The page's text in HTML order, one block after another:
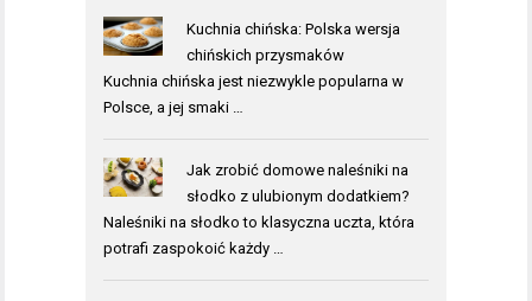
Kuchnia chińska: Polska wersja
chińskich przysmaków
Kuchnia chińska jest niezwykle popularna w
Polsce, a jej smaki …
Jak zrobić domowe naleśniki na
słodko z ulubionym dodatkiem?
Naleśniki na słodko to klasyczna uczta, która
potrafi zaspokoić każdy …